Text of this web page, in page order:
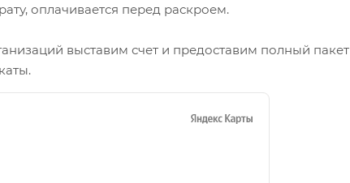
оплачивается перед раскроем.
выставим счет и предоставим полный пакет